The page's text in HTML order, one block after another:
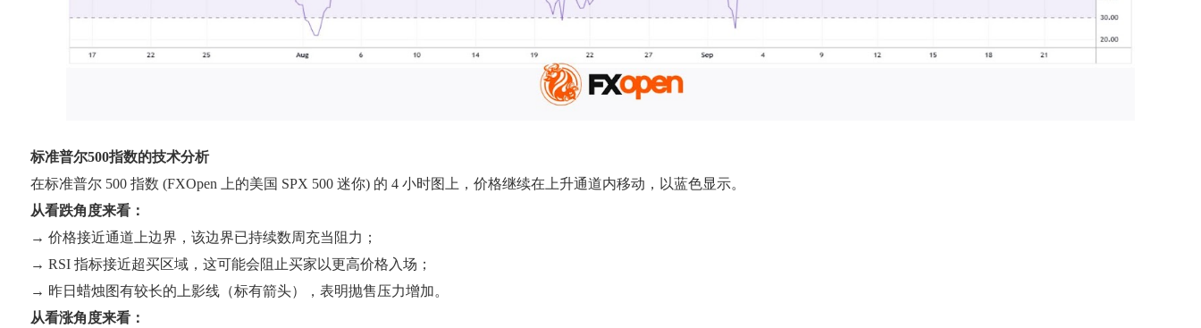
标准普尔500指数的技术分析
在标准普尔 500 指数 (FXOpen 上的美国 SPX 500 迷你) 的 4 小时图上，价格继续在上升通道内移动，以蓝色显示。
从看跌角度来看：
→ 价格接近通道上边界，该边界已持续数周充当阻力；
→ RSI 指标接近超买区域，这可能会阻止买家以更高价格入场；
→ 昨日蜡烛图有较长的上影线（标有箭头），表明抛售压力增加。
从看涨角度来看：